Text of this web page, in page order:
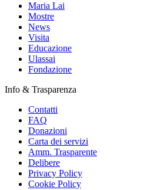
Maria Lai
Mostre
News
Visita
Educazione
Ulassai
Fondazione
Info & Trasparenza
Contatti
FAQ
Donazioni
Carta dei servizi
Amm. Trasparente
Delibere
Privacy Policy
Cookie Policy